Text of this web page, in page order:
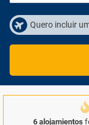
Quero incluir
6 alojamientos